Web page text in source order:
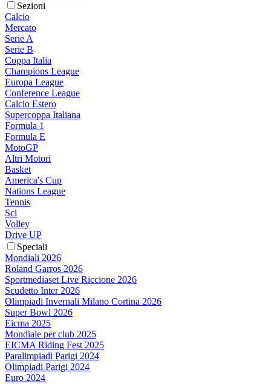
Sezioni
Calcio
Mercato
Serie A
Serie B
Coppa Italia
Champions League
Europa League
Conference League
Calcio Estero
Supercoppa Italiana
Formula 1
Formula E
MotoGP
Altri Motori
Basket
America's Cup
Nations League
Tennis
Sci
Volley
Drive UP
Speciali
Mondiali 2026
Roland Garros 2026
Sportmediaset Live Riccione 2026
Scudetto Inter 2026
Olimpiadi Invernali Milano Cortina 2026
Super Bowl 2026
Eicma 2025
Mondiale per club 2025
EICMA Riding Fest 2025
Paralimpiadi Parigi 2024
Olimpiadi Parigi 2024
Euro 2024